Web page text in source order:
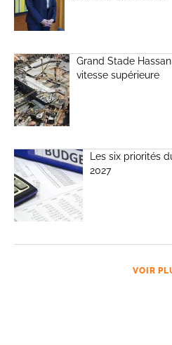
Grand Stade
vitesse supérieure
Les six priorités
2027
VOIR